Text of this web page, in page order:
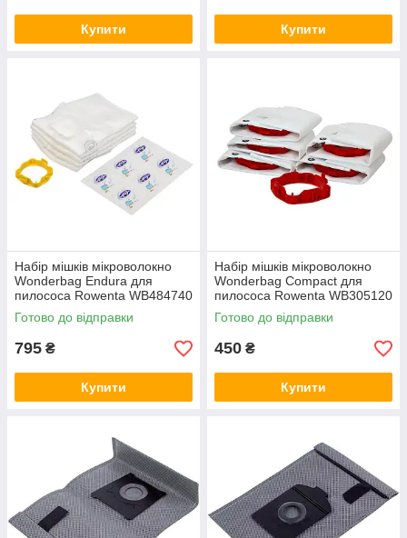
Купити Купити
Набір мішків мікроволокно
Wonderbag Endura для
пилососа Rowenta WB484740
Готово до відправки
795 ₴
Купити
Набір мішків мікроволокно
Wonderbag Compact для
пилососа Rowenta WB305120
Готово до відправки
450 ₴
Купити